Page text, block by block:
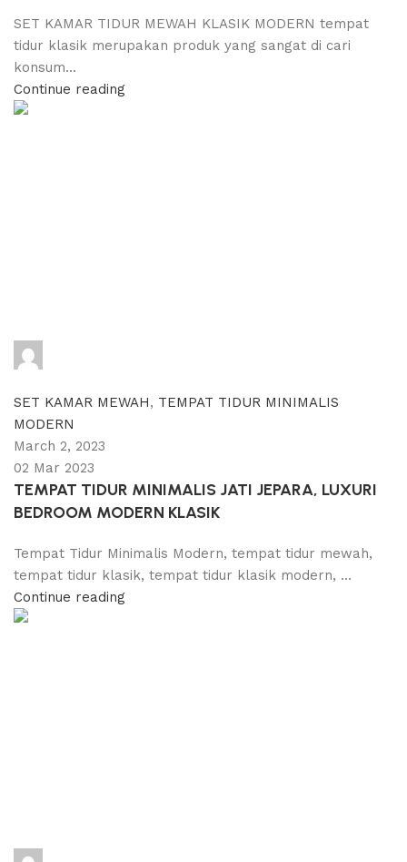
SET KAMAR TIDUR MEWAH KLASIK MODERN tempat
tidur klasik merupakan produk yang sangat di cari
konsum...
Continue reading
SET KAMAR MEWAH, TEMPAT TIDUR MINIMALIS
MODERN
March 2, 2023
02 Mar 2023
TEMPAT TIDUR MINIMALIS JATI JEPARA, LUXURI
BEDROOM MODERN KLASIK
Tempat Tidur Minimalis Modern, tempat tidur mewah,
tempat tidur klasik, tempat tidur klasik modern, ...
Continue reading